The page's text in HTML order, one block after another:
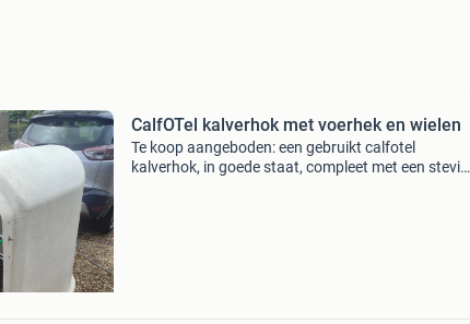
CalfOTel kalverhok met voerhek en wielen
Te koop aangeboden: een gebruikt calfotel
kalverhok, in goede staat, compleet met een stevig